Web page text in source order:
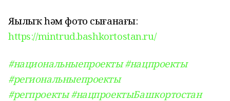
Яңылыҡ һәм фото сығанағы:
https://mintrud.bashkortostan.ru/
#национальныепроекты #нацпроекты
#региональныепроекты
#регпроекты #нацпроектыБашкортостан